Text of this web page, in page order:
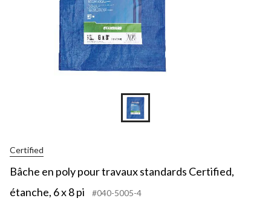
Certified
Bâche en poly pour travaux standards Certified,
étanche, 6 x 8 pi
#040-5005-4